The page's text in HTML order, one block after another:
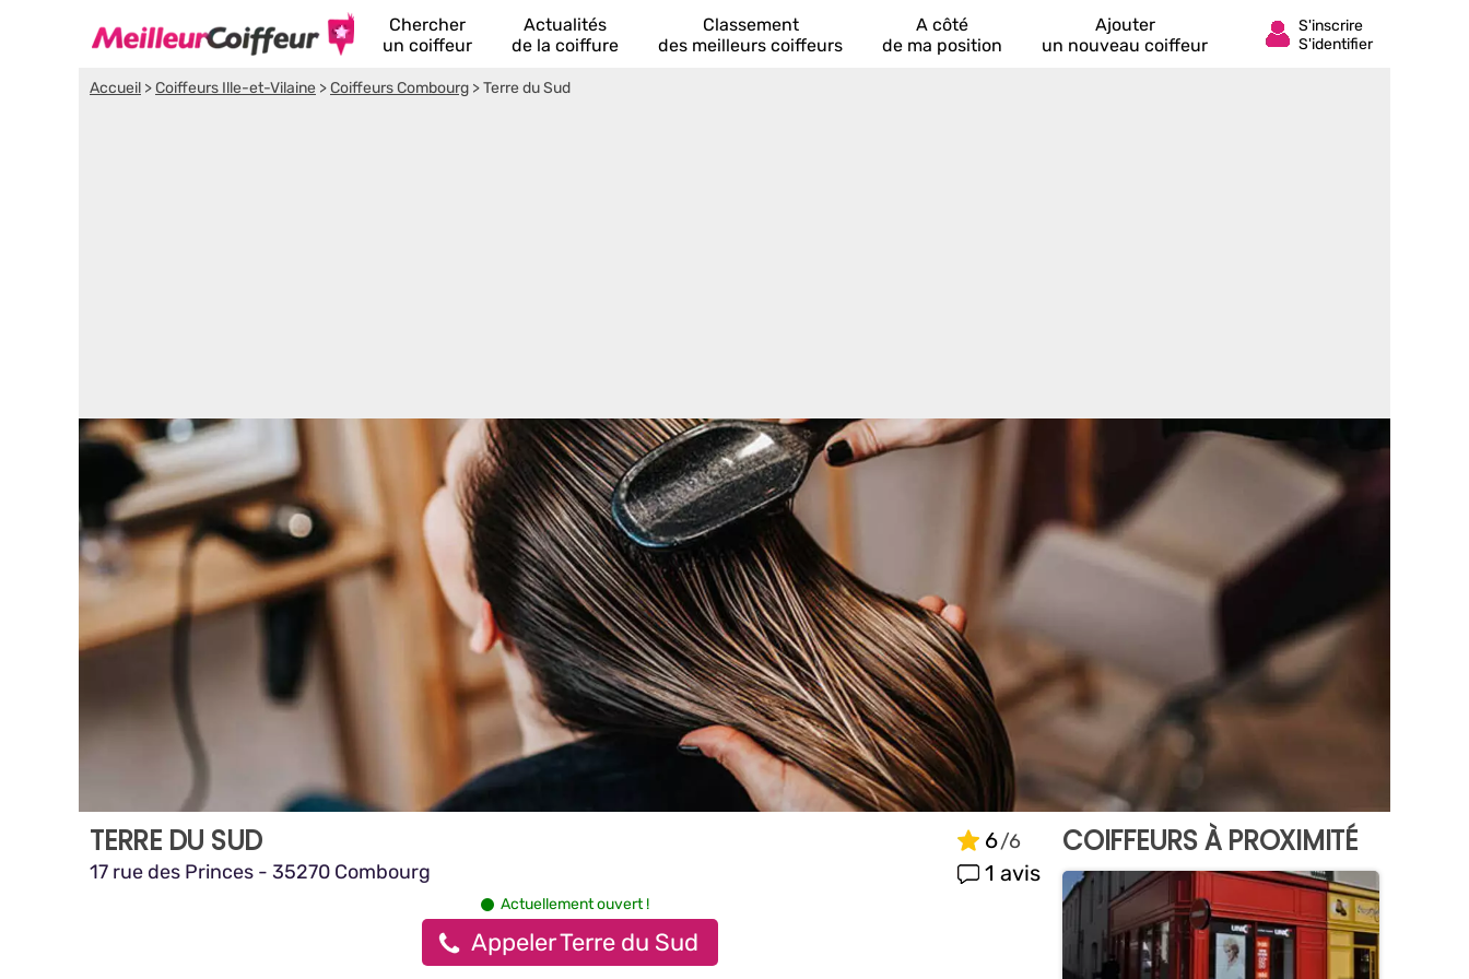
Chercher
un coiffeur
Actualités
de la coiffure
Classement
des meilleurs coiffeurs
A côté
de ma position
Ajouter
un nouveau coiffeur
Accueil >Coiffeurs Ille-et-Vilaine >Coiffeurs Combourg >Terre du Sud
TERRE DU SUD
17 rue des Princes - 35270 Combourg
6
1 avis
Actuellement ouvert !
Appeler Terre du Sud
COIFFEURS À PROXIMITÉ